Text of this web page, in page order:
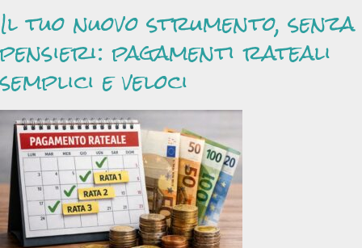
Il tuo nuovo strumento, senza
pensieri: pagamenti rateali
semplici e veloci